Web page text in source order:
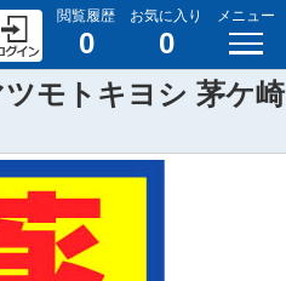
閲覧履歴
0
お気に入り
0
メニュー
ツモトキヨシ 茅ケ崎